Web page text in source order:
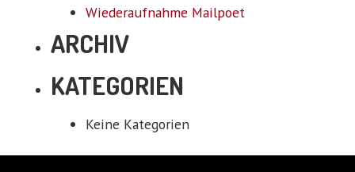
Wiederaufnahme Mailpoet
ARCHIV
KATEGORIEN
Keine Kategorien